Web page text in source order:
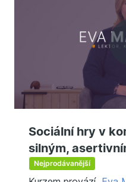
Sociální hry v
silným,
Nejprodávanější